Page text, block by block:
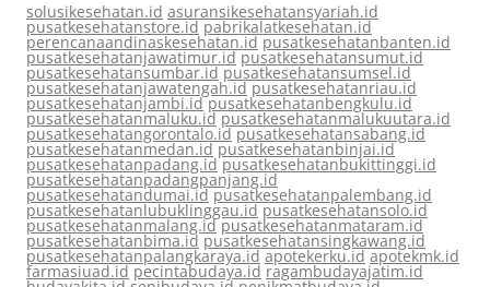
solusikesehatan.id asuransikesehatansyariah.id
pusatkesehatanstore.id pabrikalatkesehatan.id
perencanaandinaskesehatan.id pusatkesehatanbanten.id
pusatkesehatanjawatimur.id pusatkesehatansumut.id
pusatkesehatansumbar.id pusatkesehatansumsel.id
pusatkesehatanjawatengah.id pusatkesehatanriau.id
pusatkesehatanjambi.id pusatkesehatanbengkulu.id
pusatkesehatanmaluku.id pusatkesehatanmalukuutara.id
pusatkesehatangorontalo.id pusatkesehatansabang.id
pusatkesehatanmedan.id pusatkesehatanbinjai.id
pusatkesehatanpadang.id pusatkesehatanbukittinggi.id
pusatkesehatanpadangpanjang.id
pusatkesehatandumai.id pusatkesehatanpalembang.id
pusatkesehatanlubuklinggau.id pusatkesehatansolo.id
pusatkesehatanmalang.id pusatkesehatanmataram.id
pusatkesehatanbima.id pusatkesehatansingkawang.id
pusatkesehatanpalangkaraya.id apotekerku.id apotekmk.id
farmasiuad.id pecintabudaya.id ragambudayajatim.id